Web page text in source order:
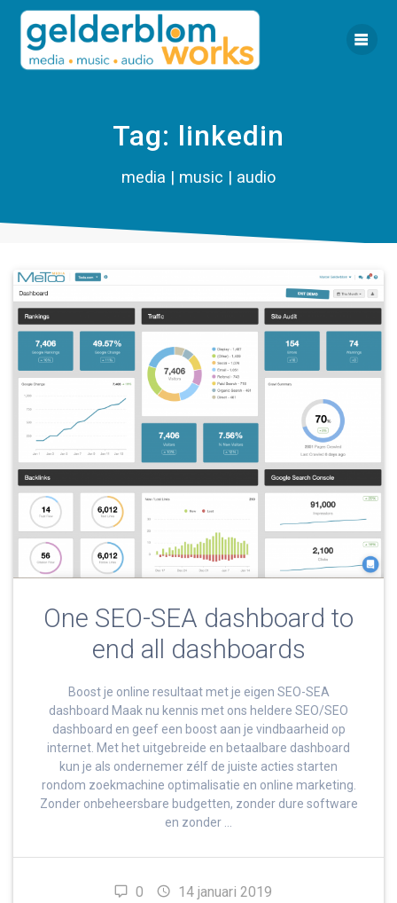
Ga
naar
de
inhoud
Tag: linkedin
media | music | audio
One SEO-SEA dashboard to
end all dashboards
Boost je online resultaat met je eigen SEO-SEA
dashboard Maak nu kennis met ons heldere SEO/SEO
dashboard en geef een boost aan je vindbaarheid op
internet. Met het uitgebreide en betaalbare dashboard
kun je als ondernemer zélf de juiste acties starten
rondom zoekmachine optimalisatie en online marketing.
Zonder onbeheersbare budgetten, zonder dure software
en zonder …
0 14 januari 2019